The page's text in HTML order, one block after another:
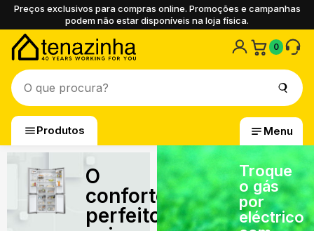
Preços exclusivos para compras online. Promoções e campanhas
podem não estar disponíveis na loja física.
0
Produtos Menu
O
conforto
perfeito,
Troque
o gás
por
eléctrico